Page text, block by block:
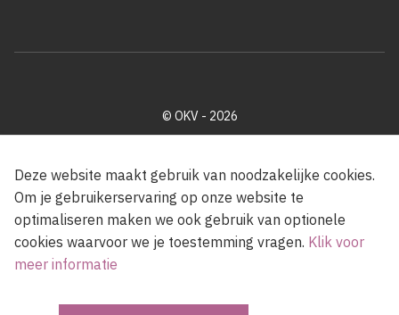
© OKV - 2026
Met steun van de Vlaamse Gemeenschap
Deze website maakt gebruik van noodzakelijke cookies.
Om je gebruikerservaring op onze website te
optimaliseren maken we ook gebruik van optionele
cookies waarvoor we je toestemming vragen. Klik voor
meer informatie